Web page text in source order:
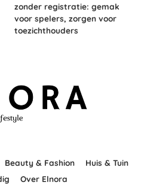
zonder registratie: gemak
voor spelers, zorgen voor
toezichthouders
Beauty & Fashion
Huis & Tuin
Over Elnora